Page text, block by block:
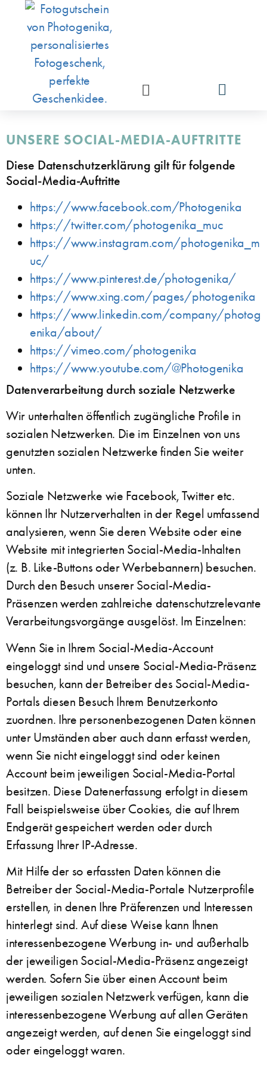
UNSERE SOCIAL-MEDIA-AUFTRITTE
Diese Datenschutzerklärung gilt für folgende
Social-Media-Auftritte
https://www.facebook.com/Photogenika
https://twitter.com/photogenika_muc
https://www.instagram.com/photogenika_m
uc/
https://www.pinterest.de/photogenika/
https://www.xing.com/pages/photogenika
https://www.linkedin.com/company/photog
enika/about/
https://vimeo.com/photogenika
https://www.youtube.com/@Photogenika
Datenverarbeitung durch soziale Netzwerke
Wir unterhalten öffentlich zugängliche Profile in
sozialen Netzwerken. Die im Einzelnen von uns
genutzten sozialen Netzwerke finden Sie weiter
unten.
Soziale Netzwerke wie Facebook, Twitter etc.
können Ihr Nutzerverhalten in der Regel umfassend
analysieren, wenn Sie deren Website oder eine
Website mit integrierten Social-Media-Inhalten
(z. B. Like-Buttons oder Werbebannern) besuchen.
Durch den Besuch unserer Social-Media-
Präsenzen werden zahlreiche datenschutzrelevante
Verarbeitungsvorgänge ausgelöst. Im Einzelnen:
Wenn Sie in Ihrem Social-Media-Account
eingeloggt sind und unsere Social-Media-Präsenz
besuchen, kann der Betreiber des Social-Media-
Portals diesen Besuch Ihrem Benutzerkonto
zuordnen. Ihre personenbezogenen Daten können
unter Umständen aber auch dann erfasst werden,
wenn Sie nicht eingeloggt sind oder keinen
Account beim jeweiligen Social-Media-Portal
besitzen. Diese Datenerfassung erfolgt in diesem
Fall beispielsweise über Cookies, die auf Ihrem
Endgerät gespeichert werden oder durch
Erfassung Ihrer IP-Adresse.
Mit Hilfe der so erfassten Daten können die
Betreiber der Social-Media-Portale Nutzerprofile
erstellen, in denen Ihre Präferenzen und Interessen
hinterlegt sind. Auf diese Weise kann Ihnen
interessenbezogene Werbung in- und außerhalb
der jeweiligen Social-Media-Präsenz angezeigt
werden. Sofern Sie über einen Account beim
jeweiligen sozialen Netzwerk verfügen, kann die
interessenbezogene Werbung auf allen Geräten
angezeigt werden, auf denen Sie eingeloggt sind
oder eingeloggt waren.